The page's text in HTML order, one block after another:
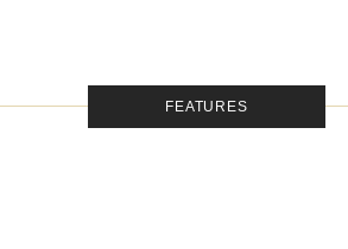
FEATURES